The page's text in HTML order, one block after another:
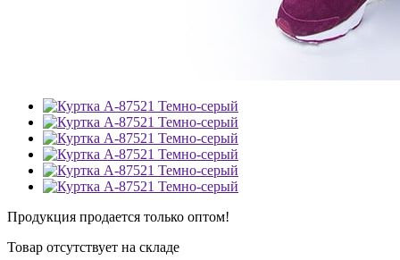
Продукция продается только оптом!
Товар отсутствует на складе